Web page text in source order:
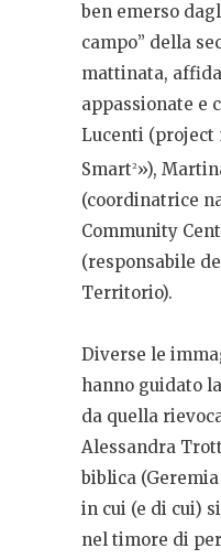
ben emerso
campo” della
mattinata,
appassionate e
Lucenti
Smart2»),
(coordinatrice
Community
(responsabile
Territorio).
Diverse le
hanno guidato
da quella
Alessandra
biblica (Geremia
in cui (e di cui)
nel timore di